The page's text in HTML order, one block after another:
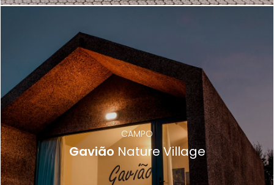
CAMPO
Gavião Nature Village